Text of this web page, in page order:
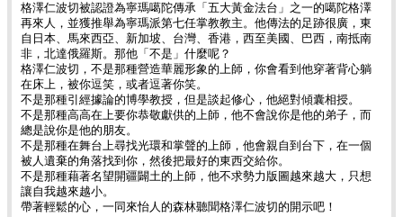
格澤仁波切被認證為寧瑪噶陀傳承「五大黃金法台」之一的噶陀格澤
再來人，並獲推舉為寧瑪派第七任掌教教主。他傳法的足跡很廣，東
自日本、馬來西亞、新加坡、台灣、香港，西至美國、巴西，南抵南
非，北達俄羅斯。那他「不是」什麼呢？
格澤仁波切，不是那種營造華麗形象的上師，你會看到他穿著背心躺
在床上，被你逗笑，或者逗著你笑。
不是那種引經據論的博學教授，但是談起修心，他絕對傾囊相授。
不是那種高高在上要你恭敬獻供的上師，他不會說你是他的弟子，而
總是說你是他的朋友。
不是那種在舞台上尋找光環和掌聲的上師，他會親自到台下，在一個
被人遺棄的角落找到你，然後把最好的東西交給你。
不是那種藉著名望開疆闢土的上師，他不求勢力版圖越來越大，只想
讓自我越來越小。
帶著輕鬆的心，一同來怡人的森林聽聞格澤仁波切的開示吧！